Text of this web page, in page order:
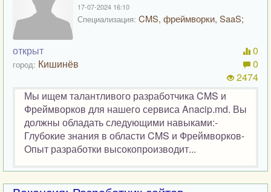
17-07-2024 16:10
Специализация: CMS, фреймворки, SaaS;
открыт
город: Кишинёв
0
0
2474
Мы ищем талантливого разработчика CMS и
Фреймворков для нашего сервиса Anacip.md. Вы
должны обладать следующими навыками:-
Глубокие знания в области CMS и Фреймворков-
Опыт разработки высокопроизводит...